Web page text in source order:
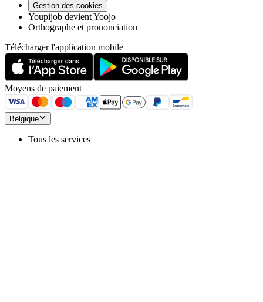
Gestion des cookies
Youpijob devient Yoojo
Orthographe et prononciation
Télécharger l'application mobile
Moyens de paiement
Belgique
Tous les services